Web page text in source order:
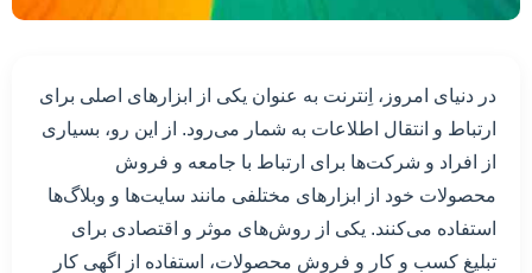
در دنیای امروز، اِنترنت به عنوان یکی از ابزارهای اصلی برای
ارتباط و انتقال اطلاعات به شمار می‌رود. از این رو، بسیاری
از افراد و شرکت‌ها برای ارتباط با جامعه و فروش
محصولات خود از ابزارهای مختلفی مانند سایت‌ها و وبلاگ‌ها
استفاده می‌کنند. یکی از روش‌های موثر و اقتصادی برای
تبلیغ کسب و کار و فروش محصولات، استفاده از اگهی کار